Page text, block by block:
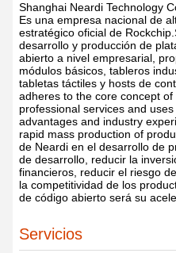
Shanghai Neardi Technology
Es una empresa nacional de
estratégico oficial de
desarrollo y producción de
abierto a nivel empresarial,
módulos básicos, tableros
tabletas táctiles y hosts de
adheres to the core concept
professional services and
advantages and industry
rapid mass production of
de Neardi en el desarrollo de
de desarrollo, reducir la
financieros, reducir el riesgo
la competitividad de los
de código abierto será su
Servicios